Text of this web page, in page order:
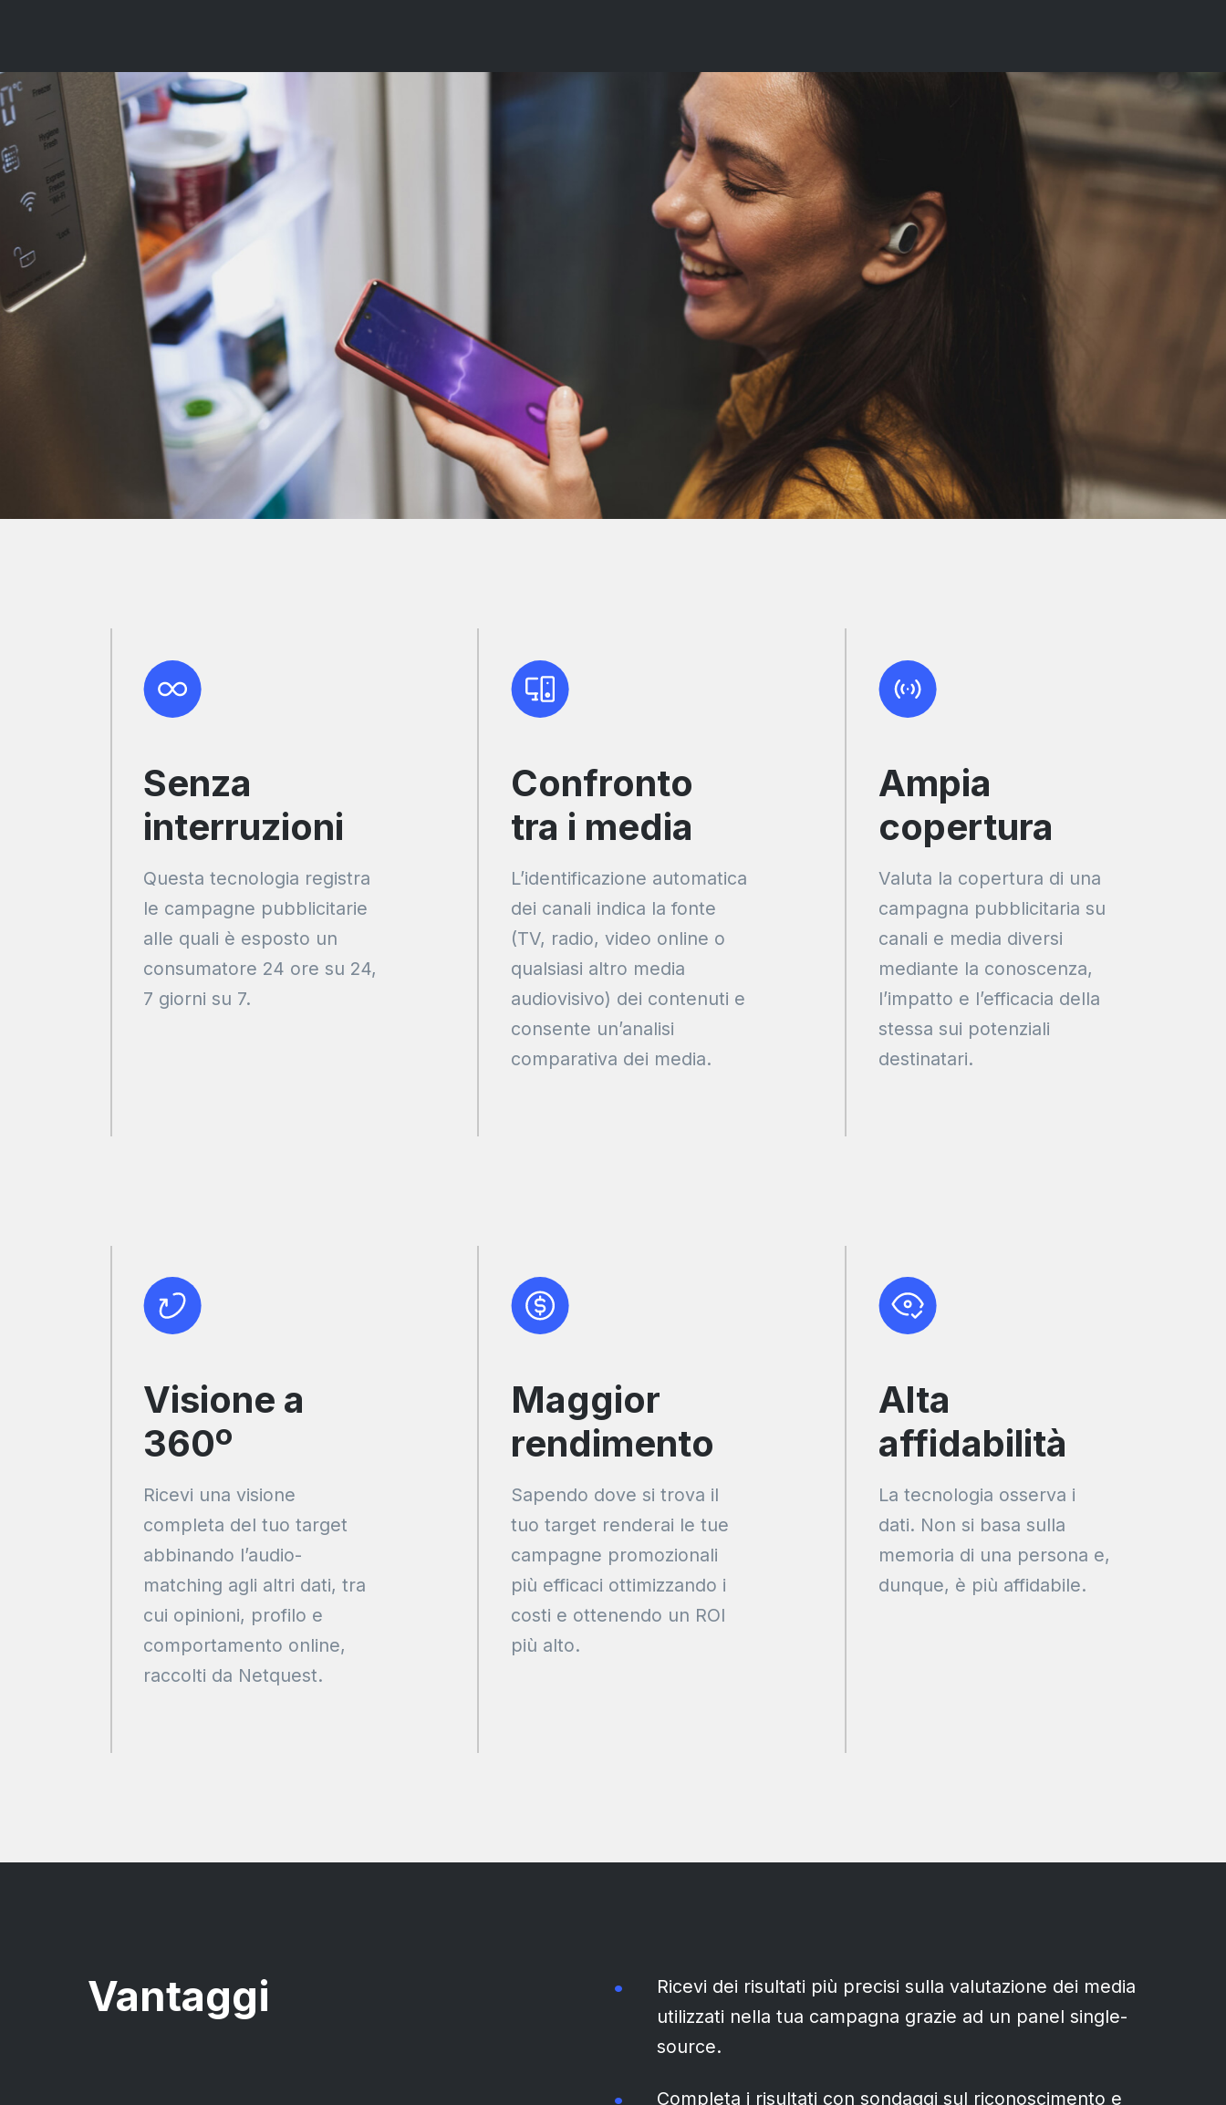
Senza
interruzioni
Questa tecnologia registra
le campagne pubblicitarie
alle quali è esposto un
consumatore 24 ore su 24,
7 giorni su 7.
Confronto
tra i media
L’identificazione automatica
dei canali indica la fonte
(TV, radio, video online o
qualsiasi altro media
audiovisivo) dei contenuti e
consente un’analisi
comparativa dei media.
Ampia
copertura
Valuta la copertura di una
campagna pubblicitaria su
canali e media diversi
mediante la conoscenza,
l’impatto e l’efficacia della
stessa sui potenziali
destinatari.
Visione a
360º
Ricevi una visione
completa del tuo target
abbinando l’audio-
matching agli altri dati, tra
cui opinioni, profilo e
comportamento online,
raccolti da Netquest.
Maggior
rendimento
Sapendo dove si trova il
tuo target renderai le tue
campagne promozionali
più efficaci ottimizzando i
costi e ottenendo un ROI
più alto.
Alta
affidabilità
La tecnologia osserva i
dati. Non si basa sulla
memoria di una persona e,
dunque, è più affidabile.
Vantaggi
Ricevi dei risultati più precisi sulla valutazione dei media
utilizzati nella tua campagna grazie ad un panel single-
source.
Completa i risultati con sondaggi sul riconoscimento e